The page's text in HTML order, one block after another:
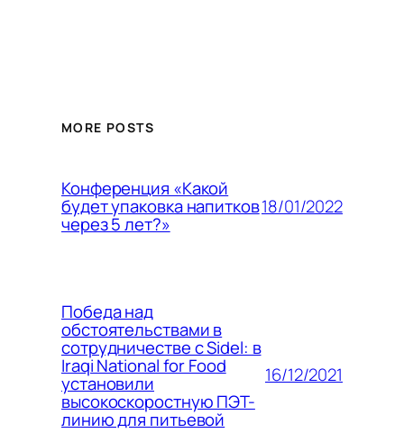
MORE POSTS
Конференция «Какой
будет упаковка напитков
через 5 лет?»
18/01/2022
Победа над
обстоятельствами в
сотрудничестве с Sidel: в
Iraqi National for Food
установили
высокоскоростную ПЭТ-
линию для питьевой
16/12/2021